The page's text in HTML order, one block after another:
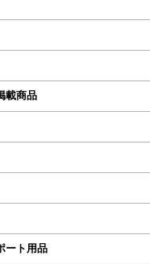
行います。カートに入れて注
は、上記お目安の頃にご連
決済金額の変更をさせてい
ジナルタオルが新登場!
、毎日の持ち歩きやギフトに
わいい」バレエイラストが、
ョンの販売を開始しました☆
ロミラノのロゴ入りボールペ
載商品
ート用品